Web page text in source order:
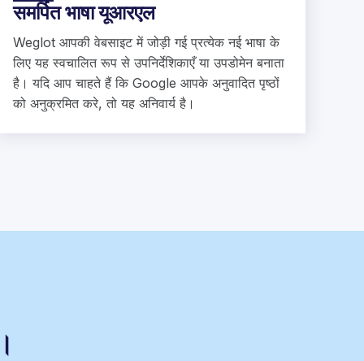
समर्पित भाषा यूआरएल
Weglot आपकी वेबसाइट में जोड़ी गई प्रत्येक नई भाषा के
लिए यह स्वचालित रूप से उपनिर्देशिकाएँ या उपडोमेन बनाता
है। यदि आप चाहते हैं कि Google आपके अनुवादित पृष्ठों
को अनुक्रमित करे, तो यह अनिवार्य है।